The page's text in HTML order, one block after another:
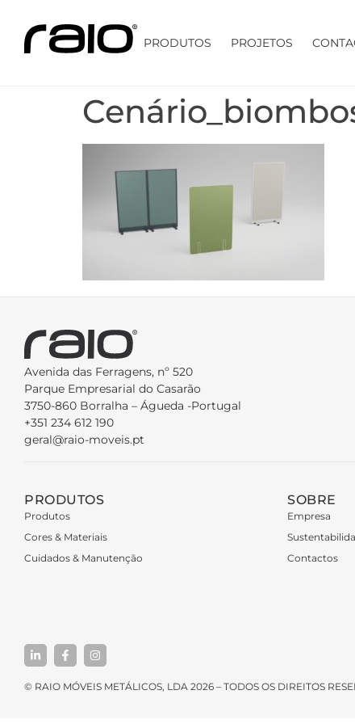
PRODUTOS PROJETOS
Avenida das Ferragens, nº 520
Parque Empresarial do Casarão
3750-860 Borralha – Águeda -Portugal
+351 234 612 190
geral@raio-moveis.pt
PRODUTOS
Produtos
Cores & Materiais
Cuidados & Manutenção
SOBRE
Empresa
Contactos
© RAIO MÓVEIS METÁLICOS, LDA 2026 – TODOS OS DIREITOS